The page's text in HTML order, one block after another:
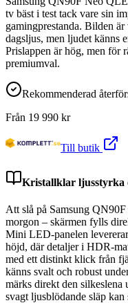
tv bäst i test tack vare sin
gamingprestanda. Bilden
dagsljus, men ljudet känns
Prislappen är hög, men för
premiumval.
Rekommenderad
Från 19 990 kr
Till butik
Kristallklar ljusstyrka
Att slå på Samsung
morgon – skärmen fylls
Mini LED-panelen
höjd, där detaljer i HDR-
med ett distinkt klick från
känns svalt och robust
märks direkt den silkeslena
svagt ljusblödande släp